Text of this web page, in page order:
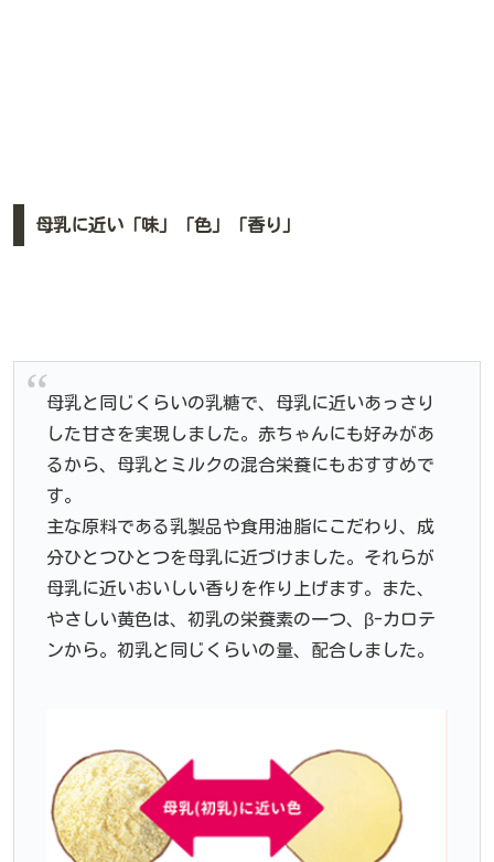
母乳に近い「味」「色」「香り」
母乳と同じくらいの乳糖で、母乳に近いあっさり
した甘さを実現しました。赤ちゃんにも好みがあ
るから、母乳とミルクの混合栄養にもおすすめで
す。
主な原料である乳製品や食用油脂にこだわり、成
分ひとつひとつを母乳に近づけました。それらが
母乳に近いおいしい香りを作り上げます。また、
やさしい黄色は、初乳の栄養素の一つ、β-カロテ
ンから。初乳と同じくらいの量、配合しました。